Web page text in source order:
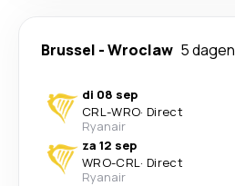
Brussel -Wroclaw 5 dagen
di 08 sep
CRL-WRO· Direct
Ryanair
za 12 sep
WRO-CRL· Direct
Ryanair